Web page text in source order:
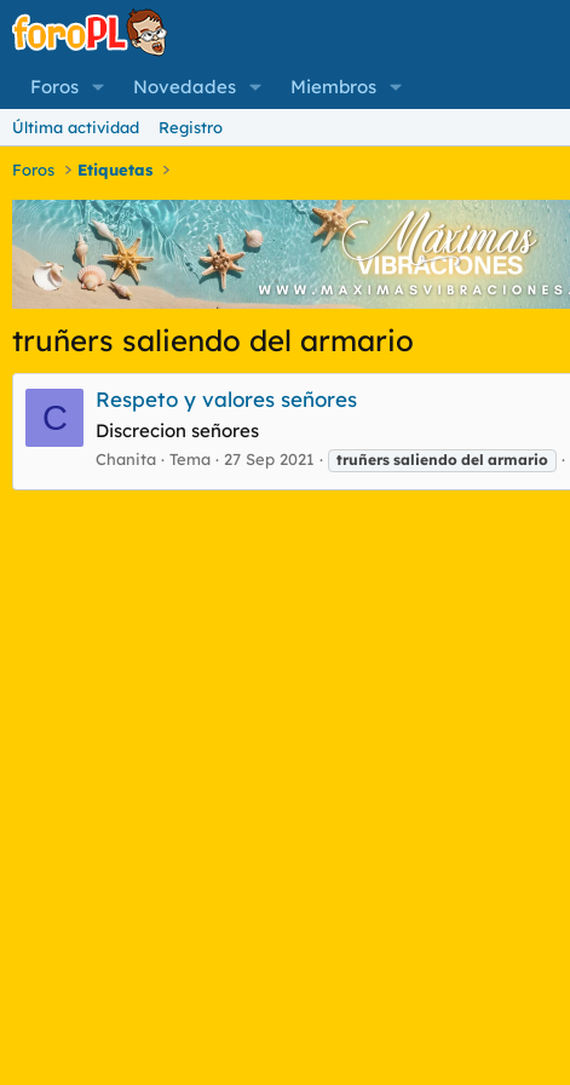
Foros Novedades Miembros
Última actividad Registro
Foros Etiquetas
truñers saliendo del armario
C Respeto y valores señores
Discrecion señores
Chanita Tema 27 Sep 2021 truñers saliendo del armario